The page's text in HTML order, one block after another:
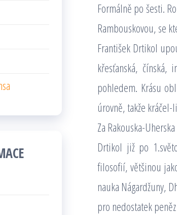
Formálně po šesti.
Rambouskovou, se
František Drtikol
křesťanská,
pohledem. Krásu
úrovně, takže
Za Rakouska-
Drtikol již po
filosofií, většinou
nauka Nágardžuny,
pro nedostatek